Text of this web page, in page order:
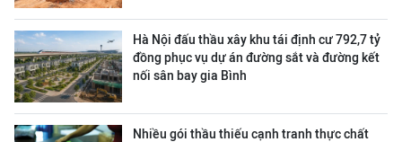
Hà Nội đấu thầu xây khu tái định cư 792,7 tỷ
đồng phục vụ dự án đường sắt và đường kết
nối sân bay gia Bình
Nhiều gói thầu thiếu cạnh tranh thực chất